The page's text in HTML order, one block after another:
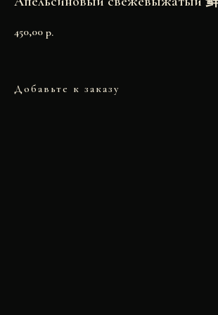
450,00 р.
Добавьте к заказу